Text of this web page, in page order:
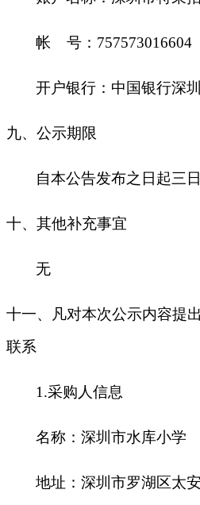
帐 号：757573016604
开户银行：中国银行深
九、公示期限
自本公告发布之日起三日
十、其他补充事宜
无
十一、凡对本次公示内容提
联系
1.采购人信息
名称：深圳市水库小学
地址：深圳市罗湖区太